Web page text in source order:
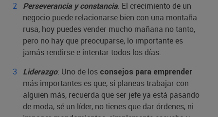
Perseverancia y constancia: El crecimiento de un
negocio puede relacionarse bien con una montaña
rusa, hoy puedes vender mucho mañana no tanto,
pero no hay que preocuparse, lo importante es
jamás rendirse e intentar todos los días.
Liderazgo: Uno de los consejos para emprender
más importantes es que, si planeas trabajar con
alguien más, recuerda que ser jefe ya está pasando
de moda, sé un líder, no tienes que dar órdenes, ni